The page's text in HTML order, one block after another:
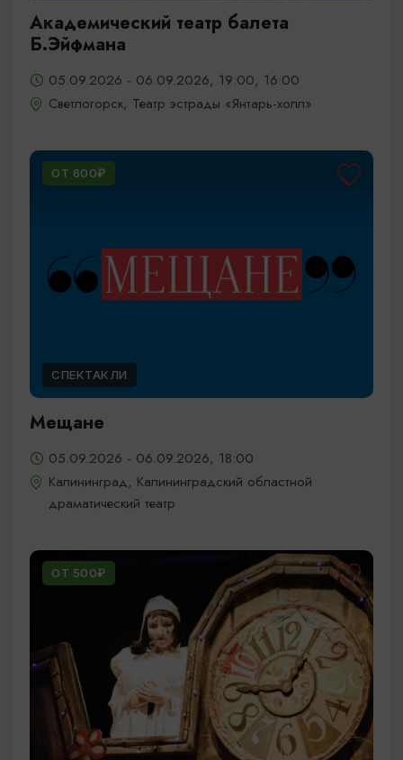
Академический театр балета
Б.Эйфмана
05.09.2026 - 06.09.2026, 19:00, 16:00
Светлогорск, Театр эстрады «Янтарь-холл»
ОТ 600₽
СПЕКТАКЛИ
Мещане
05.09.2026 - 06.09.2026, 18:00
Калининград, Калининградский областной
драматический театр
ОТ 500₽